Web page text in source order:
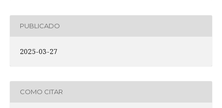
PUBLICADO
2025-03-27
COMO CITAR